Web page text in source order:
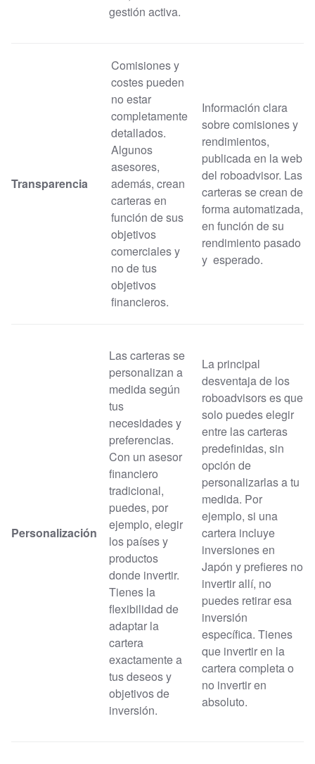
gestión activa.
Transparencia
Comisiones y
costes pueden
no estar
completamente
detallados.
Algunos
asesores,
además, crean
carteras en
función de sus
objetivos
comerciales y
no de tus
objetivos
financieros.
Información clara
sobre comisiones y
rendimientos,
publicada en la web
del roboadvisor. Las
carteras se crean de
forma automatizada,
en función de su
rendimiento pasado
y esperado.
Personalización
Las carteras se
personalizan a
medida según
tus
necesidades y
preferencias.
Con un asesor
financiero
tradicional,
puedes, por
ejemplo, elegir
los países y
productos
donde invertir.
Tienes la
flexibilidad de
adaptar la
cartera
exactamente a
tus deseos y
objetivos de
inversión.
La principal
desventaja de los
roboadvisors es que
solo puedes elegir
entre las carteras
predefinidas, sin
opción de
personalizarlas a tu
medida. Por
ejemplo, si una
cartera incluye
inversiones en
Japón y prefieres no
invertir allí, no
puedes retirar esa
inversión
específica. Tienes
que invertir en la
cartera completa o
no invertir en
absoluto.